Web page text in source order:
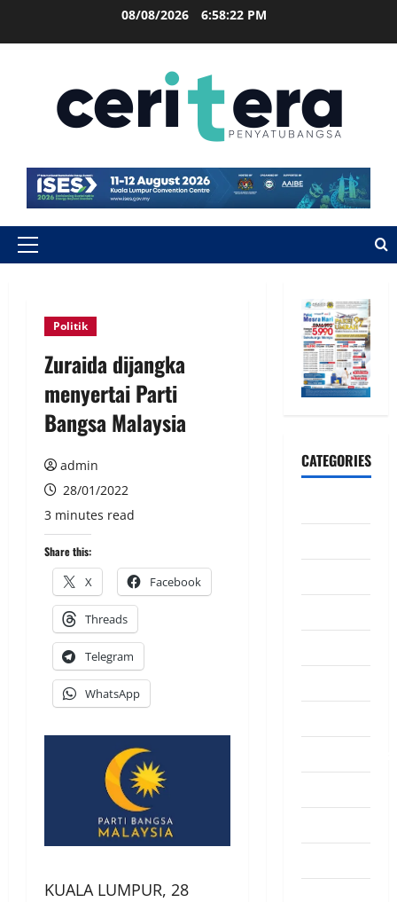
08/08/2026 6:58:22 PM
Politik
Zuraida dijangka
menyertai Parti
Bangsa Malaysia
admin
28/01/2022
3 minutes read
Share this:
X Facebook
Threads
Telegram
WhatsApp
KUALA LUMPUR, 28
CATEGORIES